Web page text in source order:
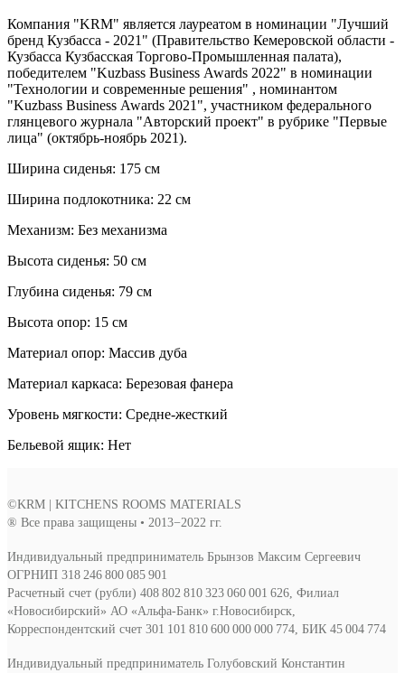
Компания "KRM" является лауреатом в номинации "Лучший
бренд Кузбасса - 2021" (Правительство Кемеровской области -
Кузбасса Кузбасская Торгово-Промышленная палата),
победителем "Kuzbass Business Awards 2022" в номинации
"Технологии и современные решения" , номинантом
"Kuzbass Business Awards 2021", участником федерального
глянцевого журнала "Авторский проект" в рубрике "Первые
лица" (октябрь-ноябрь 2021).
Ширина сиденья: 175 см
Ширина подлокотника: 22 см
Mеханизм: Без механизма
Высота сиденья: 50 см
Глубина сиденья: 79 см
Высота опор: 15 см
Материал опор: Массив дуба
Материал каркаса: Березовая фанера
Уровень мягкости: Средне-жесткий
Бельевой ящик: Нет
©KRM | KITCHENS ROOMS MATERIALS
® Все права защищены • 2013−2022 гг.
Индивидуальный предприниматель Брынзов Максим Сергеевич
ОГРНИП 318 246 800 085 901
Расчетный счет (рубли) 408 802 810 323 060 001 626, Филиал
«Новосибирский» АО «Альфа-Банк» г.Новосибирск,
Корреспондентский счет 301 101 810 600 000 000 774, БИК 45 004 774
Индивидуальный предприниматель Голубовский Константин